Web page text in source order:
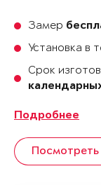
Замер
Установка в
Срок
Подробнее
Посмотреть